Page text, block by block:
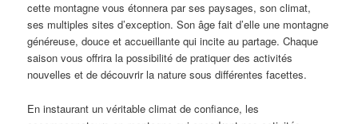
cette montagne vous étonnera par ses paysages, son climat,
ses multiples sites d’exception. Son âge fait d’elle une montagne
généreuse, douce et accueillante qui incite au partage. Chaque
saison vous offrira la possibilité de pratiquer des activités
nouvelles et de découvrir la nature sous différentes facettes.
En instaurant un véritable climat de confiance, les